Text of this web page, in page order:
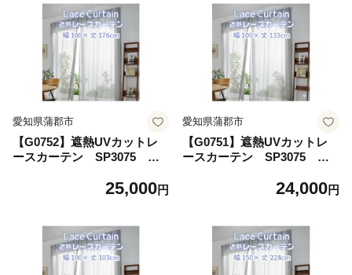
軽減 光カット 節電 新築 マイ
ホーム 暑さ対策
軽減 光カット 節電 新築 マイ
ホーム 暑さ対策
愛知県蒲郡市
【G0752】遮熱UVカットレ
ースカーテン SP3075 掃
ーテン セキスイカーテン エ
軽減 光カット 節電 新築 マイ
ホーム 暑さ対策
25,000円
愛知県蒲郡市
【G0751】遮熱UVカットレ
ースカーテン SP3075 腰
ン セキスイカーテン エアコ
光カット 節電 新築 マイホー
ム 暑さ対策
24,000円